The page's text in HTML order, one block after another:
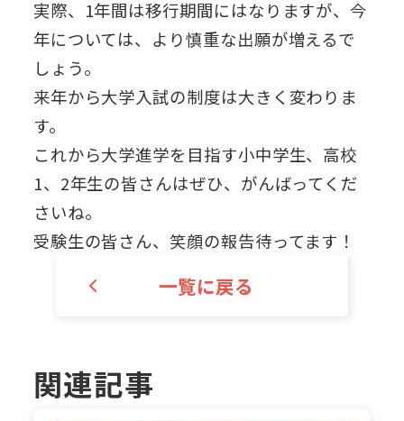
実際、1年間は移行期間にはなりますが、今
年については、より慎重な出願が増えるで
しょう。
来年から大学入試の制度は大きく変わりま
す。
これから大学進学を目指す小中学生、高校
1、2年生の皆さんはぜひ、がんばってくだ
さいね。
受験生の皆さん、笑顔の報告待ってます！
一覧に戻る
関連記事